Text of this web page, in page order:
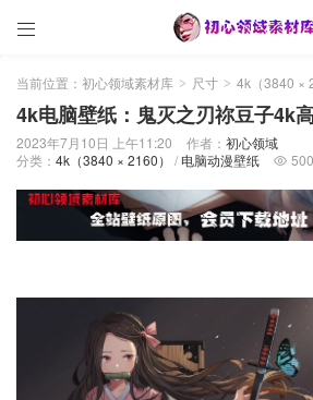

当前位置： 初心领域素材库 > 尺寸 > 4k（3840 ×
4k电脑壁纸：鬼灭之刃祢豆子4k
2023年7月10日 上午11:20 作者： 初心领域
分类： 4k（3840 × 2160） / 电脑动漫壁纸  500